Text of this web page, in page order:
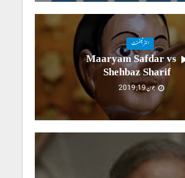
انٹرٹینمنٹ
Maaryam Safdar vs
Shehbaz Sharif
جون 19, 2019